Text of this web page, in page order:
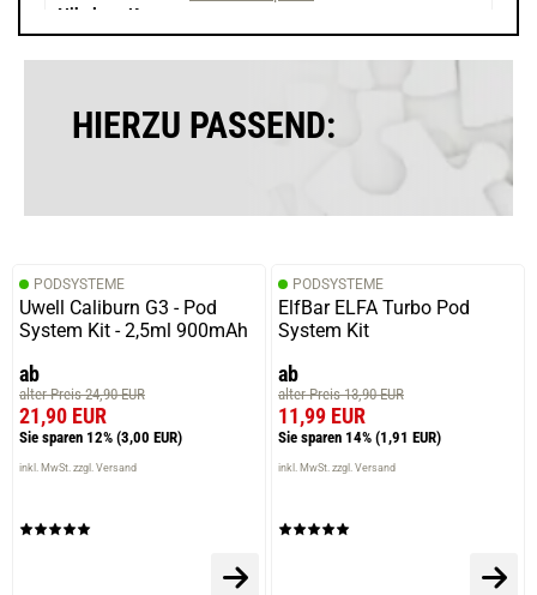
Nikolaus K.
Nikolaus K.
Die Bewertung erfolgte ohne Abgabe eines Kommentars
28.09.2025 — via
Trustedshops.de
Nikolaus K.
verifizierter Onlinekauf.
HIERZU PASSEND:
PODSYSTEME
Uwell Caliburn G3 - Pod
System Kit - 2,5ml 900mAh
ab
alter Preis 24,90 EUR
21,90 EUR
Sie sparen 12% (3,00 EUR)
inkl. MwSt. zzgl. Versand
PODSYSTEME
ElfBar ELFA Turbo Pod
System Kit
ab
alter Preis 13,90 EUR
11,99 EUR
Sie sparen 14% (1,91 EUR)
inkl. MwSt. zzgl. Versand